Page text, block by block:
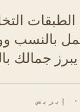
الطبقات
بالنسب
جمالك